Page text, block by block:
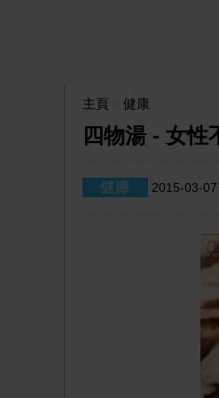
主頁 健康
四物湯 - 女性
2015-03-07